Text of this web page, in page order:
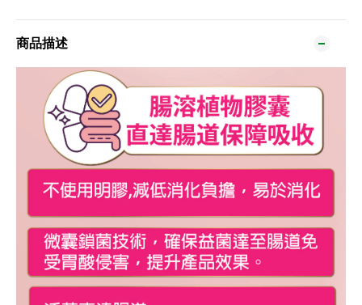
商品描述